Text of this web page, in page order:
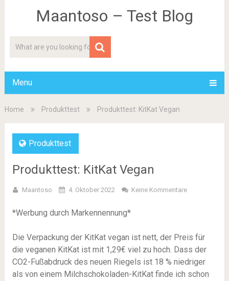
Maantoso – Test Blog
Menu
Home Produkttest Produkttest: KitKat Vegan
Produkttest
Produkttest: KitKat Vegan
Maantoso 4. Oktober 2022 Keine Kommentare
*Werbung durch Markennennung*
Die Verpackung der KitKat vegan ist nett, der Preis für
die veganen KitKat ist mit 1,29€ viel zu hoch. Dass der
CO2-Fußabdruck des neuen Riegels ist 18 % niedriger
als von einem Milchschokoladen-KitKat finde ich schon